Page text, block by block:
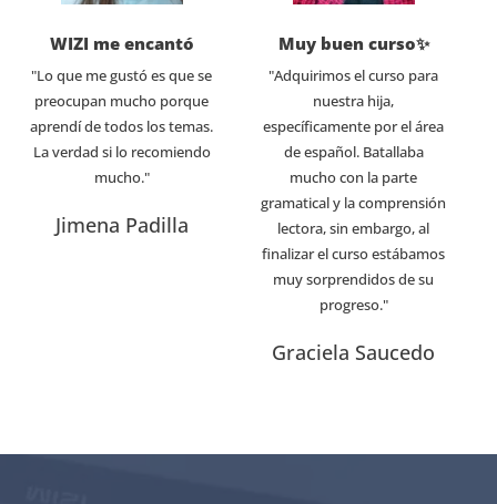
WIZI me encantó
"Lo que me gustó es que se
preocupan mucho porque
aprendí de todos los temas.
La verdad si lo recomiendo
mucho."
Jimena Padilla
Muy buen curso✨
"Adquirimos el curso para
nuestra hija,
específicamente por el área
de español. Batallaba
mucho con la parte
gramatical y la comprensión
lectora, sin embargo, al
finalizar el curso estábamos
muy sorprendidos de su
progreso."
Graciela Saucedo